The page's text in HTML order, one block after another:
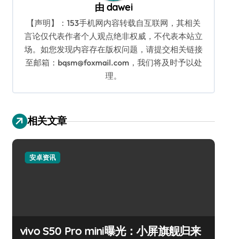
由 dawei
【声明】：153手机网内容转载自互联网，其相关
言论仅代表作者个人观点绝非权威，不代表本站立
场。如您发现内容存在版权问题，请提交相关链接
至邮箱：bqsm@foxmail.com，我们将及时予以处
理。
相关文章
安卓资讯
vivo S50 Pro mini曝光：小屏旗舰归来